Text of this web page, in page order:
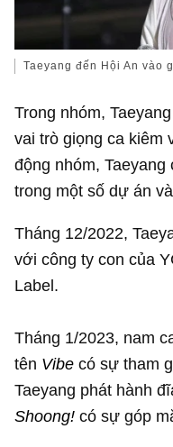
Taeyang đến Hội An vào
Trong nhóm,
vai trò giọng ca kiêm
động nhóm,
trong một số dự án
Tháng 12/2022,
với công ty con của
Label.
Tháng 1/2023, nam
tên Vibe có sự tham
Taeyang phát hành
Shoong!có sự góp